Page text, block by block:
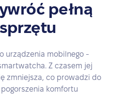
pełną
urządzenia mobilnego -
Z czasem jej
zmniejsza, co prowadzi do
komfortu